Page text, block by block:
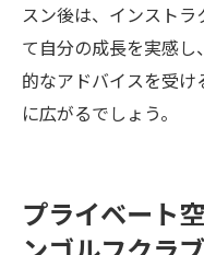
スン後は、インスト
て自分の成長を実感
的なアドバイスを受
に広がるでしょう。
プライベート